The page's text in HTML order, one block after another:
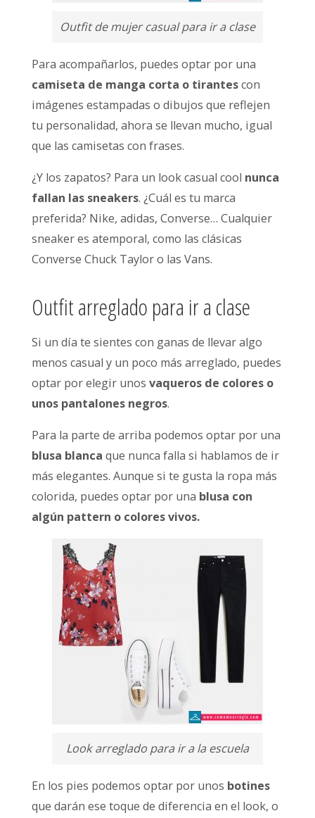
Outfit de mujer casual para ir a clase
Para acompañarlos, puedes optar por una
camiseta de manga corta o tirantescon
imágenes estampadas o dibujos que reflejen
tu personalidad, ahora se llevan mucho, igual
que las camisetas con frases.
¿Y los zapatos? Para un look casual cool nunca
fallan las sneakers. ¿Cuál es tu marca
preferida? Nike, adidas, Converse… Cualquier
sneaker es atemporal, como las clásicas
Converse Chuck Taylor o las Vans.
Outfit arreglado para ir a clase
Si un día te sientes con ganas de llevar algo
menos casual y un poco más arreglado, puedes
optar por elegir unos vaqueros de colores o
unos pantalones negros.
Para la parte de arriba podemos optar por una
blusa blanca que nunca falla si hablamos de ir
más elegantes. Aunque si te gusta la ropa más
colorida, puedes optar por una blusa con
algún pattern o colores vivos.
Look arreglado para ir a la escuela
En los pies podemos optar por unos botines
que darán ese toque de diferencia en el look, o